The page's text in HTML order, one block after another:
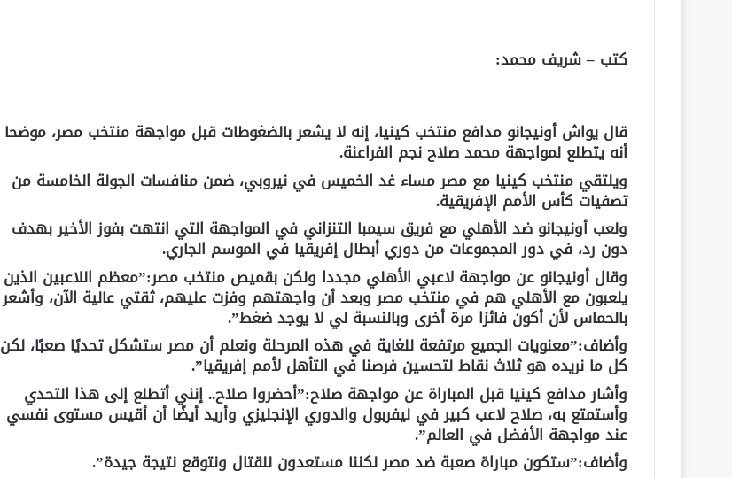
كتب – شريف محمد:
قال يواش أونيجانو مدافع منتخب كينيا، إنه لا يشعر بالضغوطات قبل مواجهة منتخب مصر، موضحا
أنه يتطلع لمواجهة محمد صلاح نجم الفراعنة.
ويلتقي منتخب كينيا مع مصر مساء غد الخميس في نيروبي، ضمن منافسات الجولة الخامسة من
تصفيات كأس الأمم الإفريقية.
ولعب أونيجانو ضد الأهلي مع فريق سيمبا التنزاني في المواجهة التي انتهت بفوز الأخير بهدف
دون رد، في دور المجموعات من دوري أبطال إفريقيا في الموسم الجاري.
وقال أونيجانو عن مواجهة لاعبي الأهلي مجددا ولكن بقميص منتخب مصر:”معظم اللاعبين الذين
يلعبون مع الأهلي هم في منتخب مصر وبعد أن واجهتهم وفزت عليهم، ثقتي عالية الآن، وأشعر
بالحماس لأن أكون فائزا مرة أخرى وبالنسبة لي لا يوجد ضغط”.
وأضاف:”معنويات الجميع مرتفعة للغاية في هذه المرحلة ونعلم أن مصر ستشكل تحديًا صعبًا، لكن
كل ما نريده هو ثلاث نقاط لتحسين فرصنا في التأهل لأمم إفريقيا”.
وأشار مدافع كينيا قبل المباراة عن مواجهة صلاح:”أحضروا صلاح.. إنني أتطلع إلى هذا التحدي
وأستمتع به، صلاح لاعب كبير في ليفربول والدوري الإنجليزي وأريد أيضًا أن أقيس مستوى نفسي
عند مواجهة الأفضل في العالم”.
وأضاف:”ستكون مباراة صعبة ضد مصر لكننا مستعدون للقتال ونتوقع نتيجة جيدة”.